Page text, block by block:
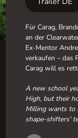
Für Carag,
an der
Ex-Mentor
verkaufen – das
Carag will es
A new school
High, but their
Milling wants to
shape-shifters'